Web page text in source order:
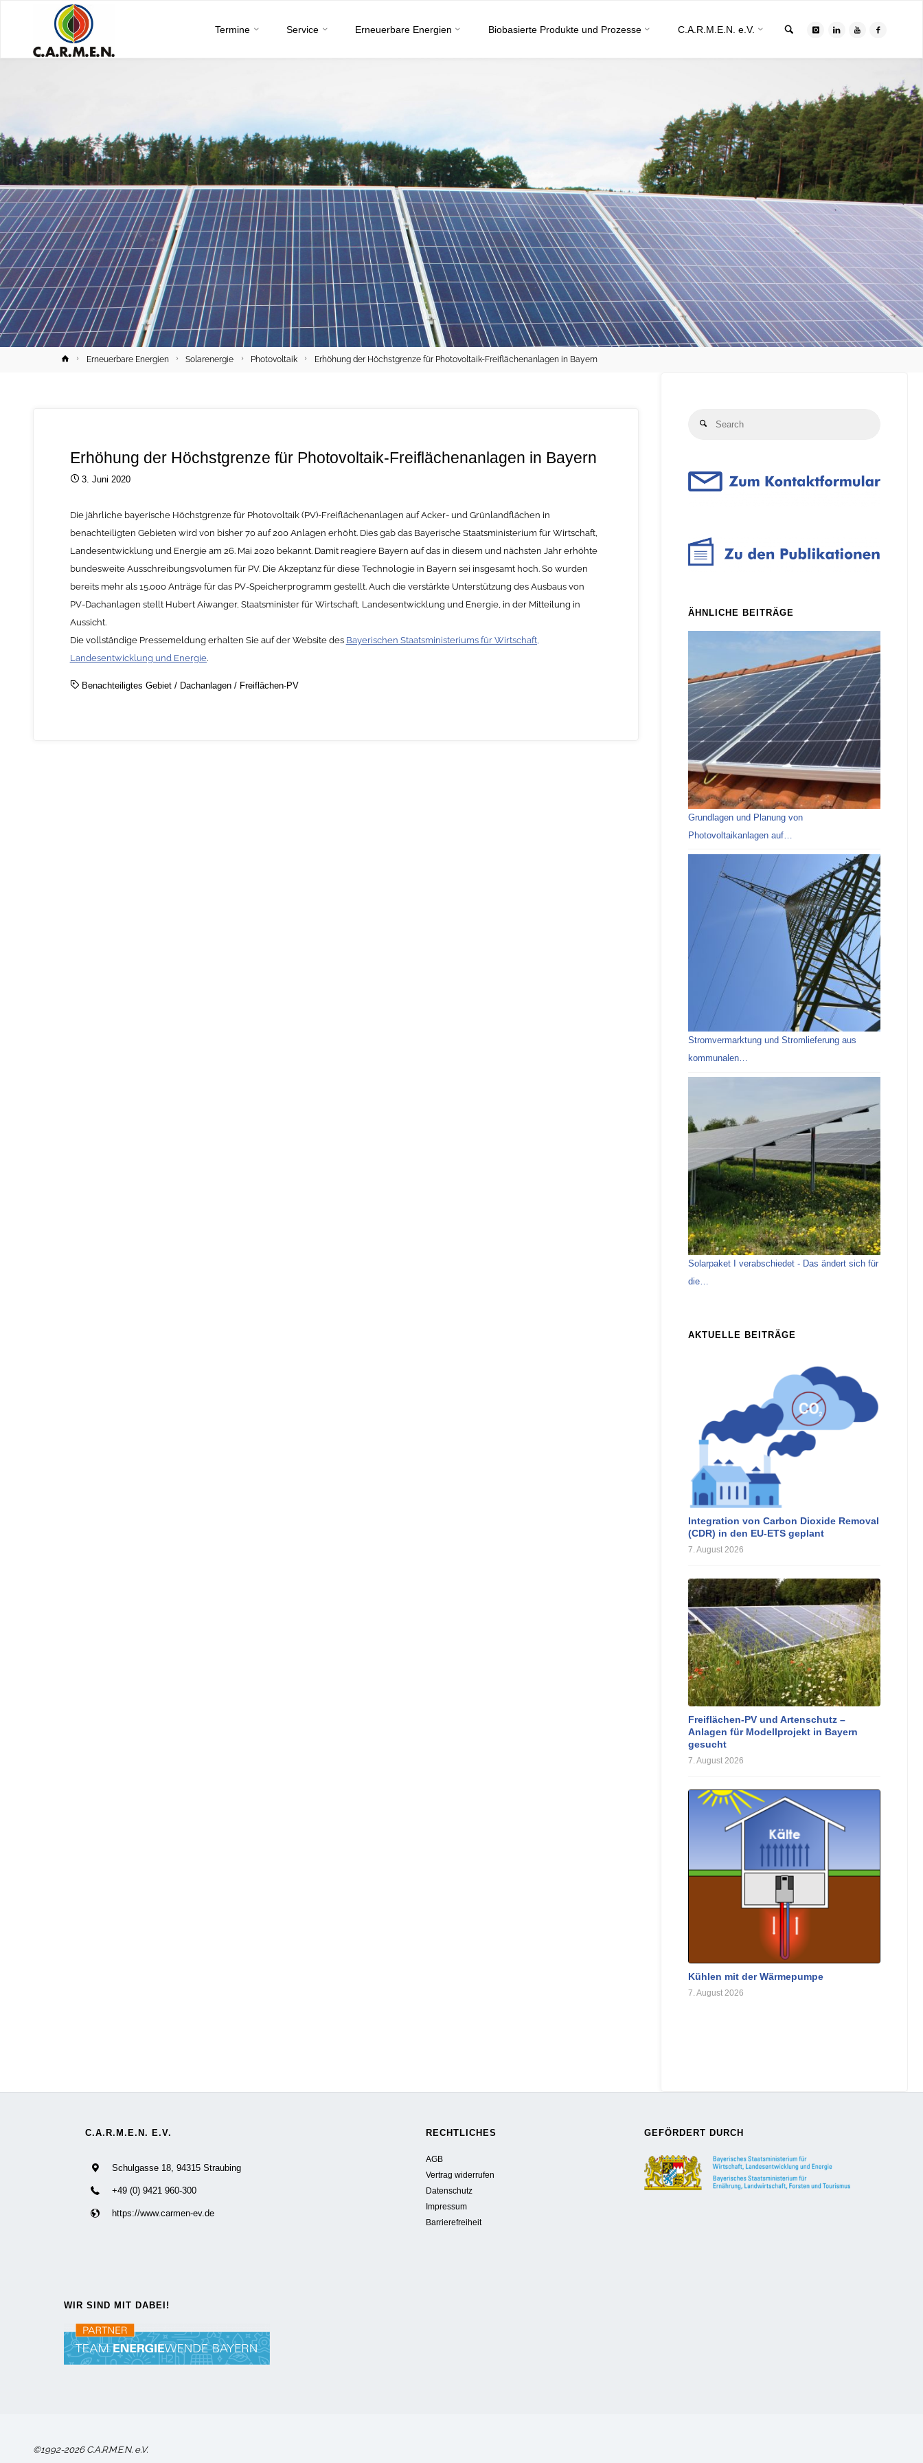
Termine Service Erneuerbare Energien Biobasierte Produkte und Prozesse C.A.R.M.E.N. e.V.
HomeErneuerbare Energien Solarenergie Photovoltaik Erhöhung der Höchstgrenze für Photovoltaik-Freiflächenanlagen in Bayern
Erhöhung der Höchstgrenze für Photovoltaik-Freiflächenanlagen in Bayern
3. Juni 2020
Die jährliche bayerische Höchstgrenze für Photovoltaik (PV)-Freiflächenanlagen auf Acker- und Grünlandflächen in
benachteiligten Gebieten wird von bisher 70 auf 200 Anlagen erhöht. Dies gab das Bayerische Staatsministerium für Wirtschaft,
Landesentwicklung und Energie am 26. Mai 2020 bekannt. Damit reagiere Bayern auf das in diesem und nächsten Jahr erhöhte
bundesweite Ausschreibungsvolumen für PV. Die Akzeptanz für diese Technologie in Bayern sei insgesamt hoch. So wurden
bereits mehr als 15.000 Anträge für das PV-Speicherprogramm gestellt. Auch die verstärkte Unterstützung des Ausbaus von
PV-Dachanlagen stellt Hubert Aiwanger, Staatsminister für Wirtschaft, Landesentwicklung und Energie, in der Mitteilung in
Aussicht.
Die vollständige Pressemeldung erhalten Sie auf der Website des Bayerischen Staatsministeriums für Wirtschaft,
Landesentwicklung und Energie.
Benachteiligtes Gebiet/ Dachanlagen/ Freiflächen-PV
Search
ÄHNLICHE BEITRÄGE
Grundlagen und Planung von
Photovoltaikanlagen auf…
Stromvermarktung und Stromlieferung aus
kommunalen…
Solarpaket I verabschiedet - Das ändert sich für
die…
AKTUELLE BEITRÄGE
Integration von Carbon Dioxide Removal
(CDR) in den EU-ETS geplant
7. August 2026
Freiflächen-PV und Artenschutz –
Anlagen für Modellprojekt in Bayern
gesucht
7. August 2026
Kühlen mit der Wärmepumpe
7. August 2026
C.A.R.M.E.N. E.V.
Schulgasse 18, 94315 Straubing
+49 (0) 9421 960-300
https://www.carmen-ev.de
RECHTLICHES
AGB
Vertrag widerrufen
Datenschutz
Impressum
Barrierefreiheit
GEFÖRDERT DURCH
WIR SIND MIT DABEI!
©1992-2026 C.A.R.M.E.N. e.V.